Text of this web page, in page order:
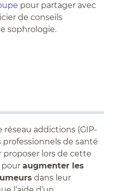
pour partager avec
de conseils
sophrologie.
réseau addictions (GIP-
professionnels de santé
proposer lors de cette
pour augmenter les
dans leur